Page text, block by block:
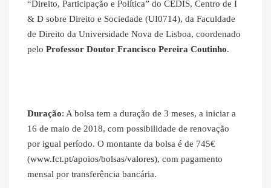
“Direito, Participação e Política” do CEDIS, Centro de I
& D sobre Direito e Sociedade (UI0714), da Faculdade
de Direito da Universidade Nova de Lisboa, coordenado
pelo Professor Doutor Francisco Pereira Coutinho.
Duração: A bolsa tem a duração de 3 meses, a iniciar a
16 de maio de 2018, com possibilidade de renovação
por igual período. O montante da bolsa é de 745€
(www.fct.pt/apoios/bolsas/valores), com pagamento
mensal por transferência bancária.